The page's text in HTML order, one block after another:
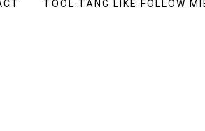
TOOL TĂNG LIKE FOLLOW